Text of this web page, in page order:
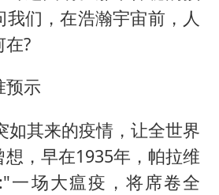
们，在浩瀚宇宙前，人
?
预示
如其来的疫情，让全世界
，早在1935年，帕拉维
一场大瘟疫，将席卷全